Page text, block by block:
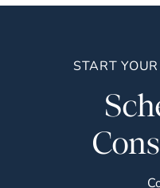
START